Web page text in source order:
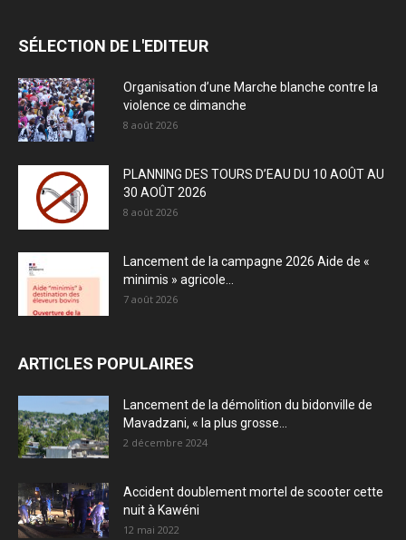
SÉLECTION DE L'EDITEUR
Organisation d’une Marche blanche contre la
violence ce dimanche
8 août 2026
PLANNING DES TOURS D’EAU DU 10 AOÛT AU
30 AOÛT 2026
8 août 2026
Lancement de la campagne 2026 Aide de «
minimis » agricole...
7 août 2026
ARTICLES POPULAIRES
Lancement de la démolition du bidonville de
Mavadzani, « la plus grosse...
2 décembre 2024
Accident doublement mortel de scooter cette
nuit à Kawéni
12 mai 2022